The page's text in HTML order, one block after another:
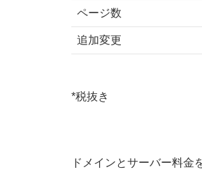
ページ数
追加変更
*税抜き
ドメインとサーバー料金